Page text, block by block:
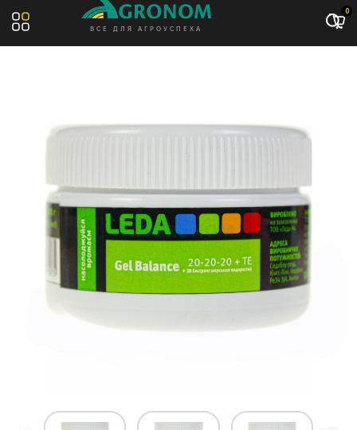
ВСЕ ДЛЯ АГРОУСПЕХА
0